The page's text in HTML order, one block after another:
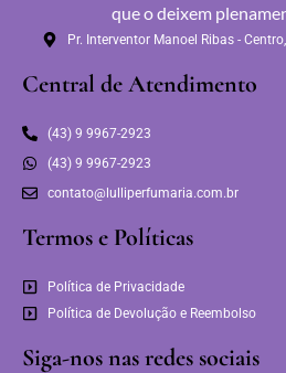
que o deixem
Pr. Interventor Manoel Ribas -
Central de Atendimento
(43) 9 9967-2923
(43) 9 9967-2923
contato@lulliperfumaria.com.br
Termos e Políticas
Política de Privacidade
Política de Devolução e Reembolso
Siga-nos nas redes sociais